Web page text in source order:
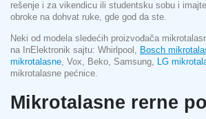
rešenje i za vikendicu ili studentsku sobu i
obroke na dohvat ruke, gde god da ste.
Neki od modela sledećih proizvođača
na InElektronik sajtu: Whirlpool, Bosch
mikrotalasne, Vox, Beko, Samsung, LG
mikrotalasne pećnice.
Mikrotalasne rerne po